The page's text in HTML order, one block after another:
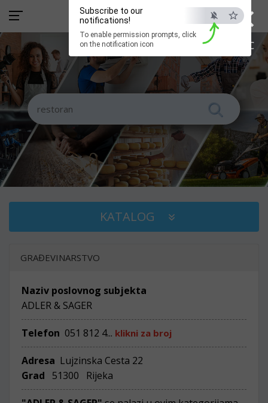
×
ESC
Subscribe to our
notifications!
To enable permission prompts, click
on the notification icon
KATALOG
GRAĐEVINARSTVO
Naziv poslovnog subjekta
ADLER & SAGER
Telefon 051 812 4... klikni za broj
Adresa Lujzinska Cesta 22
Grad
51300 Rijeka